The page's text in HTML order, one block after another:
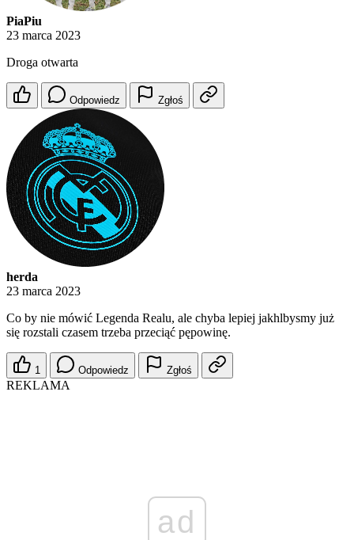
PiaPiu
23 marca 2023
Droga otwarta
Odpowiedz Zgłoś
herda
23 marca 2023
Co by nie mówić Legenda Realu, ale chyba lepiej jakhlbysmy już
się rozstali czasem trzeba przeciąć pępowinę.
1 Odpowiedz Zgłoś
REKLAMA
ad